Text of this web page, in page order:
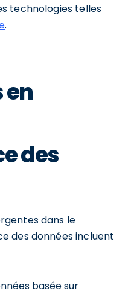
technologies telles
.
en
des
dans le
des données incluent
basée sur